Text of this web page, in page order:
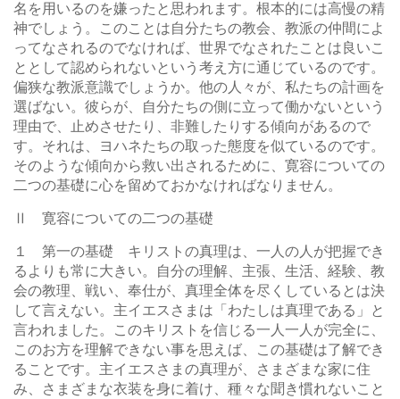
名を用いるのを嫌ったと思われます。根本的には高慢の精
神でしょう。このことは自分たちの教会、教派の仲間によ
ってなされるのでなければ、世界でなされたことは良いこ
ととして認められないという考え方に通じているのです。
偏狭な教派意識でしょうか。他の人々が、私たちの計画を
選ばない。彼らが、自分たちの側に立って働かないという
理由で、止めさせたり、非難したりする傾向があるので
す。それは、ヨハネたちの取った態度を似ているのです。
そのような傾向から救い出されるために、寛容についての
二つの基礎に心を留めておかなければなりません。
Ⅱ 寛容についての二つの基礎
１ 第一の基礎 キリストの真理は、一人の人が把握でき
るよりも常に大きい。自分の理解、主張、生活、経験、教
会の教理、戦い、奉仕が、真理全体を尽くしているとは決
して言えない。主イエスさまは「わたしは真理である」と
言われました。このキリストを信じる一人一人が完全に、
このお方を理解できない事を思えば、この基礎は了解でき
ることです。主イエスさまの真理が、さまざまな家に住
み、さまざまな衣装を身に着け、種々な聞き慣れないこと